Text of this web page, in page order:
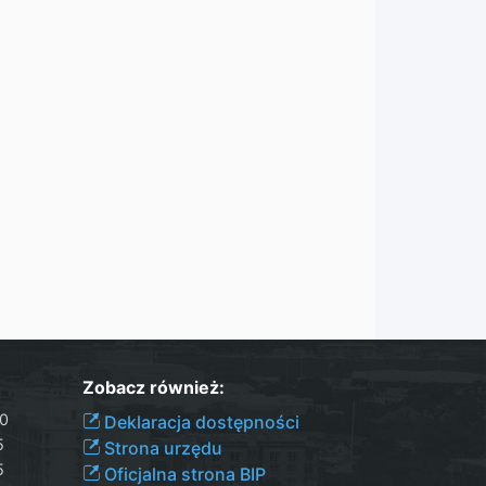
Zobacz również:
Deklaracja dostępności
Strona urzędu
Oficjalna strona BIP